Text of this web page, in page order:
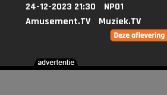
24-12-2023 21:30
NPO1
Amusement.TV
Muziek.TV